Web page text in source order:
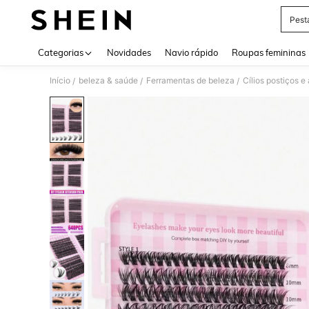
Categorias Novidades Navio rápido Roupas femininas
Início / beleza & saúde / Ferramentas de beleza / Cílios postiços e